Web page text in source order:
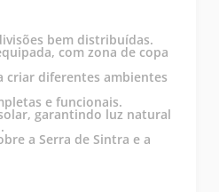
bem distribuídas.
com zona de copa
criar diferentes ambientes
e funcionais.
garantindo luz natural
a Serra de Sintra e a